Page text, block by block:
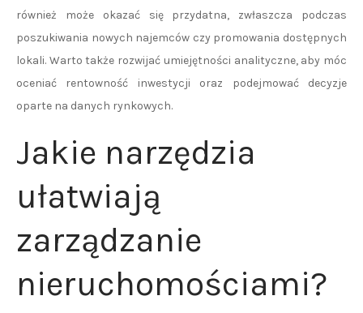
również może okazać się przydatna, zwłaszcza podczas
poszukiwania nowych najemców czy promowania dostępnych
lokali. Warto także rozwijać umiejętności analityczne, aby móc
oceniać rentowność inwestycji oraz podejmować decyzje
oparte na danych rynkowych.
Jakie narzędzia
ułatwiają
zarządzanie
nieruchomościami?